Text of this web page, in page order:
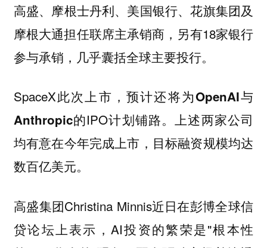
高盛、摩根士丹利、美国银行、花旗集团及
摩根大通担任联席主承销商，另有18家银行
参与承销，几乎囊括全球主要投行。
SpaceX此次上市，预计还将为OpenAI与
Anthropic的IPO计划铺路。上述两家公司
均有意在今年完成上市，目标融资规模均达
数百亿美元。
高盛集团Christina Minnis近日在彭博全球信
贷论坛上表示，AI投资的繁荣是"根本性